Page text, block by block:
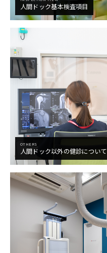
人間ドック基本検査項目
OTHERS
人間ドック以外の健診について